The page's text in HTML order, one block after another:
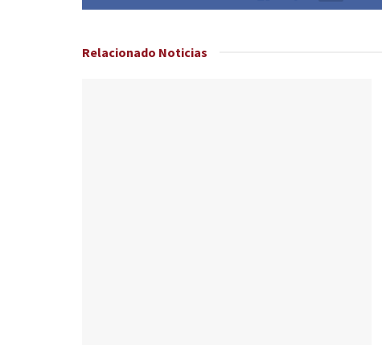
Relacionado Noticias